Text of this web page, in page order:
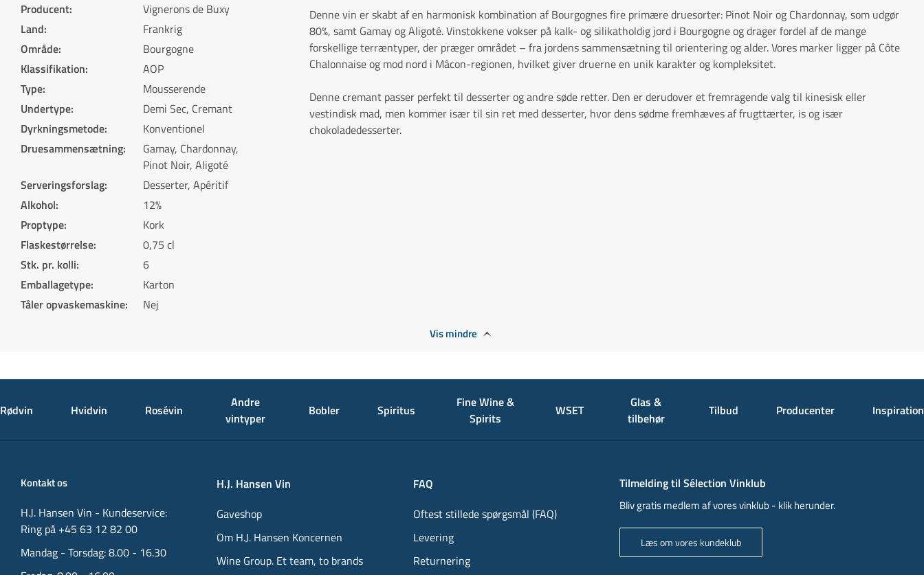
Producent:
Vignerons de Buxy
Land:
Frankrig
Område:
Bourgogne
Klassifikation:
AOP
Type:
Mousserende
Undertype:
Demi Sec, Cremant
Dyrkningsmetode:
Konventionel
Druesammensætning:
Gamay, Chardonnay,
Pinot Noir, Aligoté
Serveringsforslag:
Desserter, Apéritif
Alkohol:
12%
Proptype:
Kork
Flaskestørrelse:
0,75 cl
Stk. pr. kolli:
6
Emballagetype:
Karton
Tåler opvaskemaskine: Nej
Denne vin er skabt af en harmonisk kombination af Bourgognes fire primære druesorter: Pinot Noir og Chardonnay, som udgør
80%, samt Gamay og Aligoté. Vinstokkene vokser på kalk- og silikatholdig jord i Bourgogne og drager fordel af de mange
forskellige terræntyper, der præger området – fra jordens sammensætning til orientering og alder. Vores marker ligger på Côte
Chalonnaise og mod nord i Mâcon-regionen, hvilket giver druerne en unik karakter og kompleksitet.
Denne cremant passer perfekt til desserter og andre søde retter. Den er derudover et fremragende valg til kinesisk eller
vestindisk mad, men kommer især til sin ret med desserter, hvor dens sødme fremhæves af frugttærter, is og især
chokoladedesserter.
Vis mindre
Rødvin Hvidvin Rosévin
Andre
vintyper
Bobler Spiritus
Fine Wine &
Spirits
WSET
Glas &
tilbehør
Tilbud Producenter Inspiration
Kontakt os
H.J. Hansen Vin - Kundeservice:
Ring på +45 63 12 82 00
Mandag - Torsdag: 8.00 - 16.30
H.J. Hansen Vin
Gaveshop
Om H.J. Hansen Koncernen
Wine Group. Et team, to brands
FAQ
Oftest stillede spørgsmål (FAQ)
Levering
Returnering
Tilmelding til Sélection Vinklub
Bliv gratis medlem af vores vinklub - klik herunder.
Læs om vores kundeklub